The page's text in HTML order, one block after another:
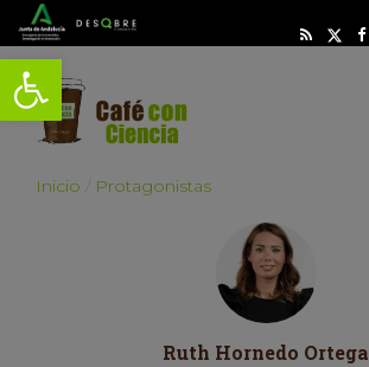
Abrir barra de herramientas
Inicio Protagonistas
Ruth Hornedo Ortega